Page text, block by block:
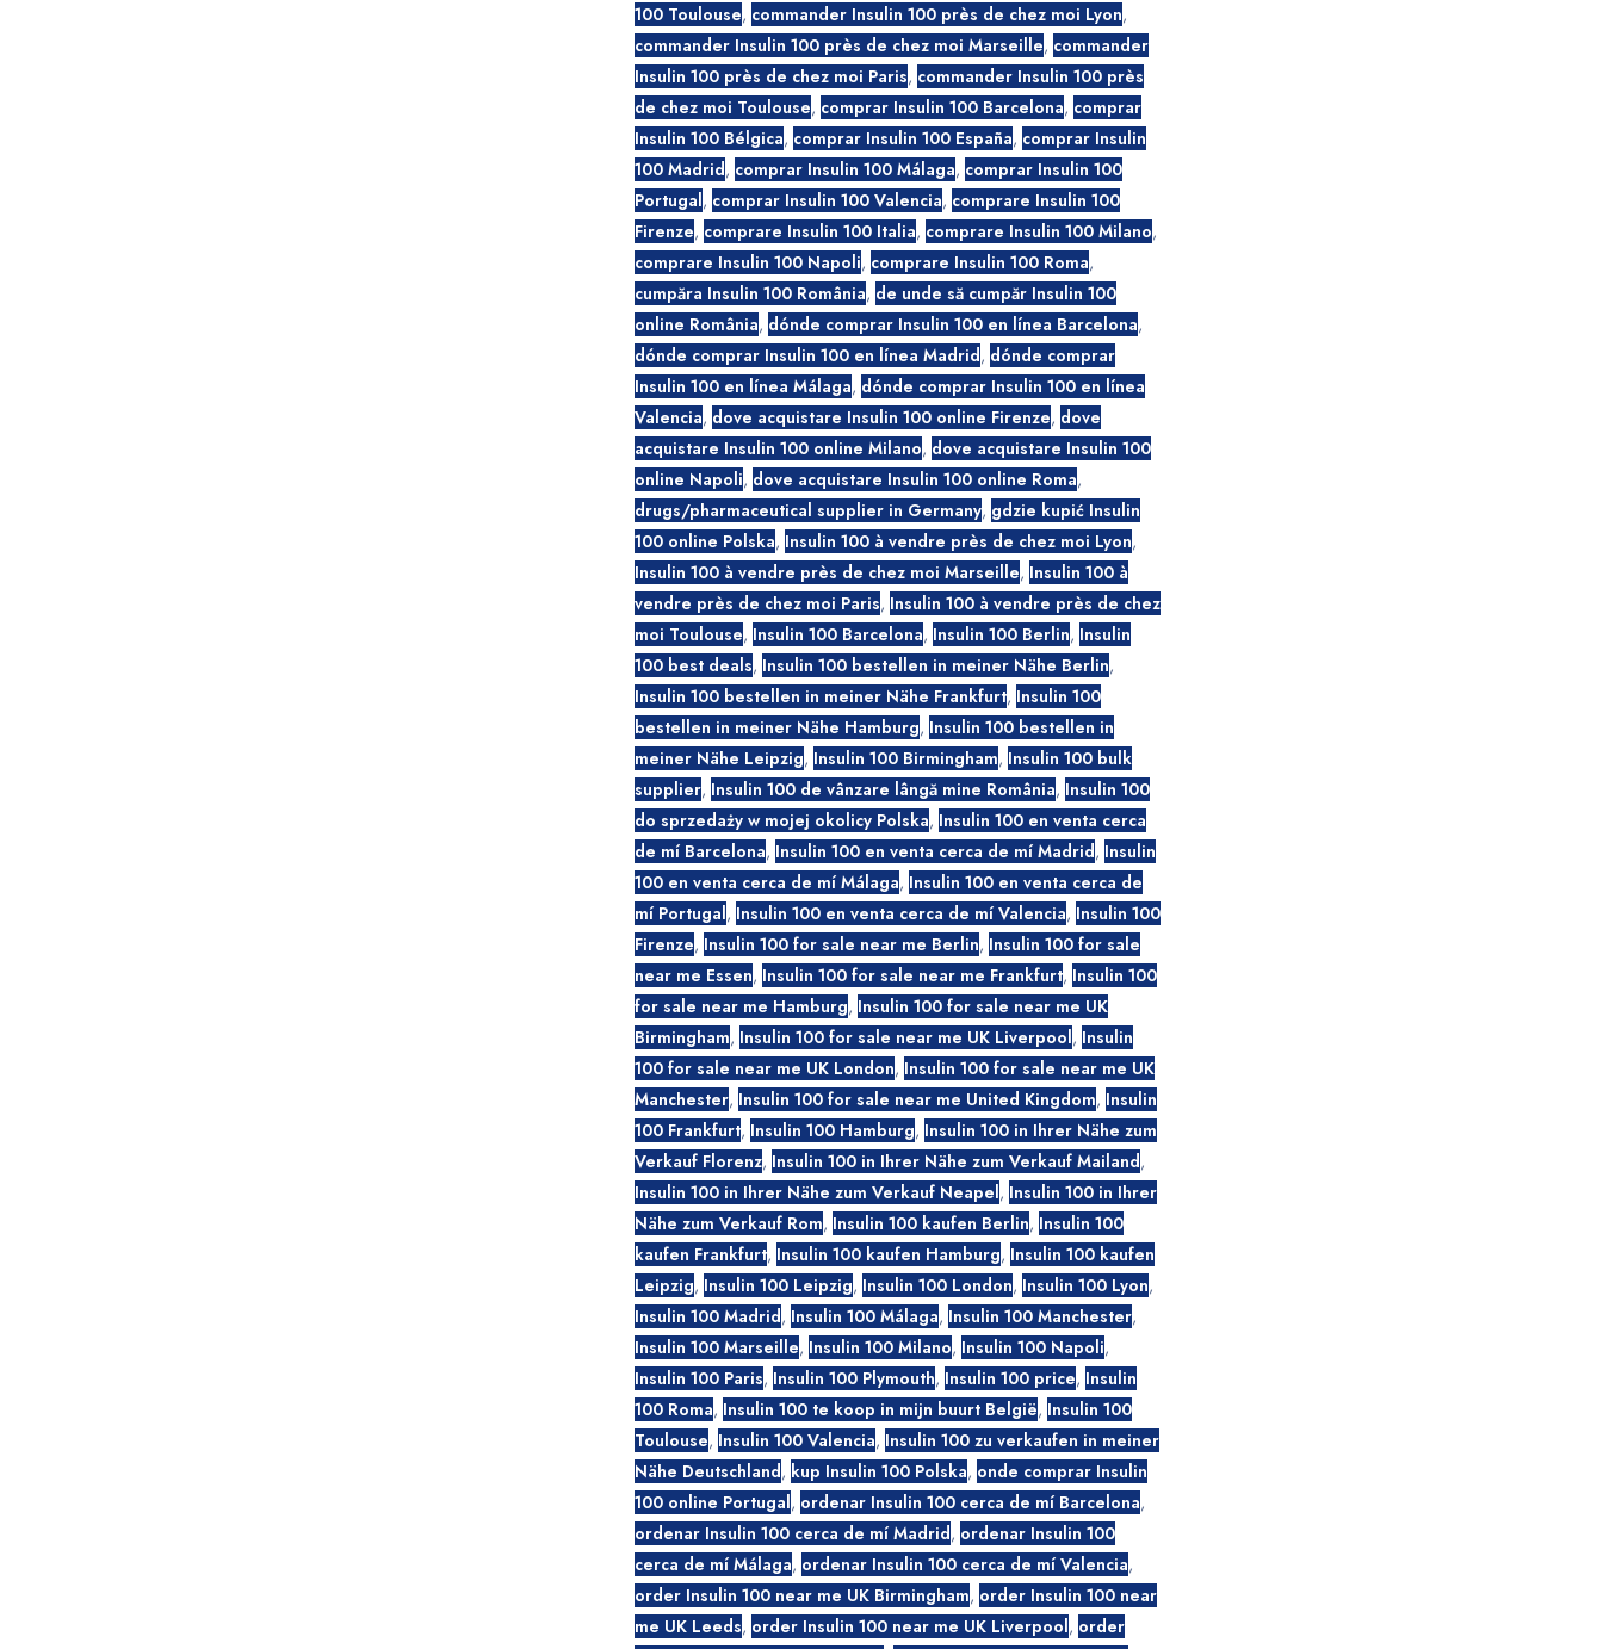
100 Toulouse, commander Insulin 100 près de chez moi Lyon,
commander Insulin 100 près de chez moi Marseille, commander
Insulin 100 près de chez moi Paris, commander Insulin 100 près
de chez moi Toulouse, comprar Insulin 100 Barcelona, comprar
Insulin 100 Bélgica, comprar Insulin 100 España, comprar Insulin
100 Madrid, comprar Insulin 100 Málaga, comprar Insulin 100
Portugal, comprar Insulin 100 Valencia, comprare Insulin 100
Firenze, comprare Insulin 100 Italia, comprare Insulin 100 Milano,
comprare Insulin 100 Napoli, comprare Insulin 100 Roma,
cumpăra Insulin 100 România, de unde să cumpăr Insulin 100
online România, dónde comprar Insulin 100 en línea Barcelona,
dónde comprar Insulin 100 en línea Madrid, dónde comprar
Insulin 100 en línea Málaga, dónde comprar Insulin 100 en línea
Valencia, dove acquistare Insulin 100 online Firenze, dove
acquistare Insulin 100 online Milano, dove acquistare Insulin 100
online Napoli, dove acquistare Insulin 100 online Roma,
drugs/pharmaceutical supplier in Germany, gdzie kupić Insulin
100 online Polska, Insulin 100 à vendre près de chez moi Lyon,
Insulin 100 à vendre près de chez moi Marseille, Insulin 100 à
vendre près de chez moi Paris, Insulin 100 à vendre près de chez
moi Toulouse, Insulin 100 Barcelona, Insulin 100 Berlin, Insulin
100 best deals, Insulin 100 bestellen in meiner Nähe Berlin,
Insulin 100 bestellen in meiner Nähe Frankfurt, Insulin 100
bestellen in meiner Nähe Hamburg, Insulin 100 bestellen in
meiner Nähe Leipzig, Insulin 100 Birmingham, Insulin 100 bulk
supplier, Insulin 100 de vânzare lângă mine România, Insulin 100
do sprzedaży w mojej okolicy Polska, Insulin 100 en venta cerca
de mí Barcelona, Insulin 100 en venta cerca de mí Madrid, Insulin
100 en venta cerca de mí Málaga, Insulin 100 en venta cerca de
mí Portugal, Insulin 100 en venta cerca de mí Valencia, Insulin 100
Firenze, Insulin 100 for sale near me Berlin, Insulin 100 for sale
near me Essen, Insulin 100 for sale near me Frankfurt, Insulin 100
for sale near me Hamburg, Insulin 100 for sale near me UK
Birmingham, Insulin 100 for sale near me UK Liverpool, Insulin
100 for sale near me UK London, Insulin 100 for sale near me UK
Manchester, Insulin 100 for sale near me United Kingdom, Insulin
100 Frankfurt, Insulin 100 Hamburg, Insulin 100 in Ihrer Nähe zum
Verkauf Florenz, Insulin 100 in Ihrer Nähe zum Verkauf Mailand,
Insulin 100 in Ihrer Nähe zum Verkauf Neapel, Insulin 100 in Ihrer
Nähe zum Verkauf Rom, Insulin 100 kaufen Berlin, Insulin 100
kaufen Frankfurt, Insulin 100 kaufen Hamburg, Insulin 100 kaufen
Leipzig, Insulin 100 Leipzig, Insulin 100 London, Insulin 100 Lyon,
Insulin 100 Madrid, Insulin 100 Málaga, Insulin 100 Manchester,
Insulin 100 Marseille, Insulin 100 Milano, Insulin 100 Napoli,
Insulin 100 Paris, Insulin 100 Plymouth, Insulin 100 price, Insulin
100 Roma, Insulin 100 te koop in mijn buurt België, Insulin 100
Toulouse, Insulin 100 Valencia, Insulin 100 zu verkaufen in meiner
Nähe Deutschland, kup Insulin 100 Polska, onde comprar Insulin
100 online Portugal, ordenar Insulin 100 cerca de mí Barcelona,
ordenar Insulin 100 cerca de mí Madrid, ordenar Insulin 100
cerca de mí Málaga, ordenar Insulin 100 cerca de mí Valencia,
order Insulin 100 near me UK Birmingham, order Insulin 100 near
me UK Leeds, order Insulin 100 near me UK Liverpool, order